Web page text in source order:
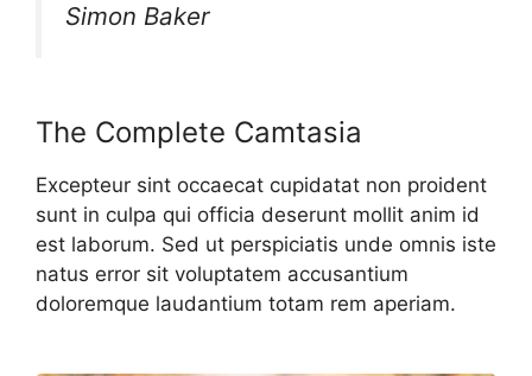
Simon Baker
The Complete Camtasia
Excepteur sint occaecat cupidatat non proident
sunt in culpa qui officia deserunt mollit anim id
est laborum. Sed ut perspiciatis unde omnis iste
natus error sit voluptatem accusantium
doloremque laudantium totam rem aperiam.